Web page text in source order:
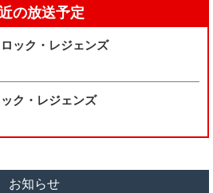
の放送予定
ック・レジェンズ
ク・レジェンズ
お知らせ